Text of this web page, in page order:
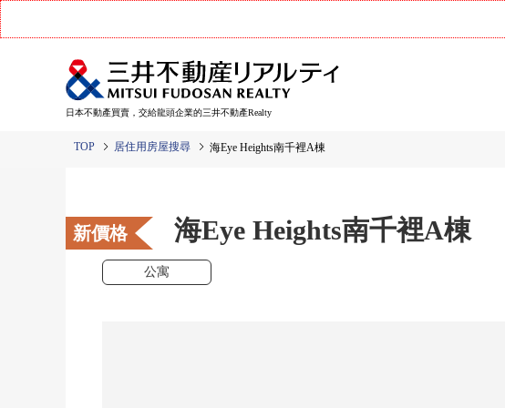
日本不動產買賣，交給龍頭企業的三井不動產Realty
TOP 居住用房屋搜尋 海Eye Heights南千裡A棟
新價格 海Eye Heights南千裡A棟
公寓